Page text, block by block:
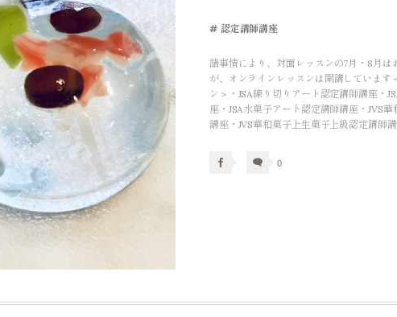
認定講師講座
諸事情により、対面レッスンの7月・8月は
が、オンラインレッスンは開講しています
ン＞・JSA練り切りアート認定講師講座・
座・JSA水菓子アート認定講師講座・JVS
講座・JVS華和菓子上生菓子上級認定講師
0